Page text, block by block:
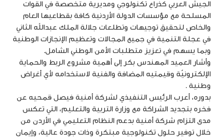
الجيش العربي كذراع تكنولوجي ومديرية متخصصة في القوات
المسلحة مع مؤسسات الدولة الأردنية كافة بقطاعيها العام
والخاص لتحقيق توجيهات وتطلعات جلالة الملك عبدالله الثاني
في عجلة التنمية في جميع المجالات وتعظيم الإنجازات الوطنية
وبما يسهم في تعزيز متطلبات الأمن الوطني الشامل.
وأشار العميد المهندس بكر إلى أهمية مشروع الربط والحماية
الإلكترونيّة وقيمتيه المضافة والفنية لاستخدامه لأي أغراض
وطنية .
بدوره، أعرب الرئيس التنفيذي لشركة أمنية فيصل قمحيه عن
فخره بتجديد الشراكة مع وزارة التربية والتعليم، التي تعكس
مدى التزام شركة أمنية بدعم النظام التعليمي في الأردن من
خلال توفير حلول تكنولوجية مبتكرة وذات جودة عالية، وإيمان